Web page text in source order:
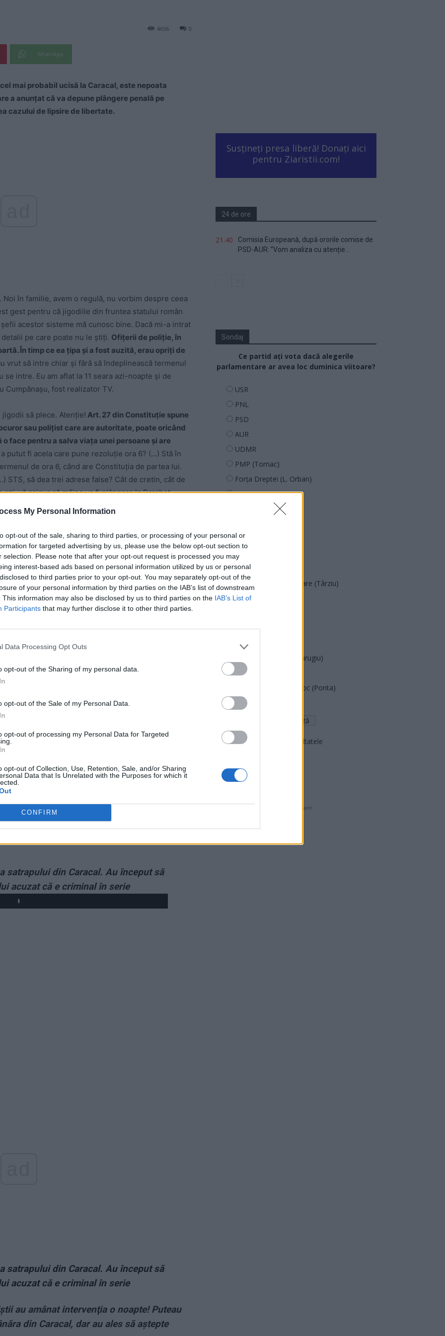
My Personal Information
opt-out of the sale, sharing to third parties, or processing of your personal or
for targeted advertising by us, please use the below opt-out section to
selection. Please note that after your opt-out request is processed you may
interest-based ads based on personal information utilized by us or personal
to third parties prior to your opt-out. You may separately opt-out of the
of your personal information by third parties on the IAB’s list of downstream
This information may also be disclosed by us to third parties on the IAB’s List of
Participants that may further disclose it to other third parties.
Data Processing Opt Outs
opt-out of the Sharing of my personal data.
opt-out of the Sale of my Personal Data.
opt-out of processing my Personal Data for Targeted
opt-out of Collection, Use, Retention, Sale, and/or Sharing
Data that Is Unrelated with the Purposes for which it
CONFIRM
0
4656
WhatsApp
mai probabil ucisă la Caracal, este nepoata
a anunţat că va depune plângere penală pe
cazului de lipsire de libertate.
în familie, avem o regulă, nu vorbim despre ceea
gest pentru că jigodiile din fruntea statului român
acestor sisteme mă cunosc bine. Dacă mi-a intrat
pe care poate nu le ştiţi. Ofiţerii de poliţie, în
În timp ce ea ţipa şi a fost auzită, erau opriţi de
vrut să intre chiar şi fără să îndeplinească termenul
intre. Eu am aflat la 11 seara azi-noapte şi de
Cumpănaşu, fost realizator TV.
jigodii să plece. Atenţie! Art. 27 din Constituţie spune
sau poliţist care are autoritate, poate oricând
face pentru a salva viaţa unei persoane şi are
putut fi acela care pune rezoluţie ora 6? (…) Stă în
de ora 6, când are Constituţia de partea lui.
STS, să dea trei adrese false? Cât de cretin, cât de
vă asigur că mâine va fi plângere la Parchet
până la clădirile de acolo. S-au băgat sute de
cui?”, a
Advertisement -
în cursul zilei de miercuri, 24 iulie 2019, a
ori chiar, dându-le anchetatorilor indicii despre
de amănunte zona. Le-a vorbit de o „casă veche,
abia 19 ore mai târziu, când au găsit mai multe
care se presupune că i-ar aparţine Alexandrei
ZIARISTII.COM!
satrapului din Caracal. Au început să
acuzat că e criminal în serie
satrapului din Caracal. Au început să
acuzat că e criminal în serie
au amânat intervenţia o noapte! Puteau
din Caracal, dar au ales să aştepte
Susțineți presa liberă! Donați aici
pentru Ziaristii.com!
24 de ore
21.40
Comisia Europeană, după ororile comise de
PSD-AUR: ”Vom analiza cu atenție...
Sondaj
Ce partid ați vota dacă alegerile
parlamentare ar avea loc duminica viitoare?
USR
PNL
PSD
AUR
UDMR
PMP (Tomac)
Forța Dreptei (L. Orban)
PNȚMM
SOS (Șoșoacă)
POT (Gavrilă)
PACE (Peia)
Acțiunea Conservatoare (Târziu)
PDF (Lazarus)
PNȚCD (Pavelescu)
PNCR (Terheș)
Partidul Patrioților (Surugiu)
FAR (Coarnă)
România pe Primul Loc (Ponta)
Altul
Arată rezultatele
- Advertisment -